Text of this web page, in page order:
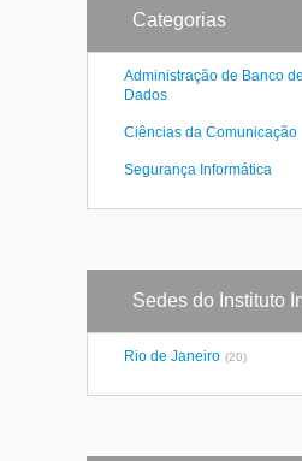
Categorias
Administração de Banco de
Dados
Ciências da Comunicação
Segurança Informática
Sedes do Instituto
Rio de Janeiro (20)